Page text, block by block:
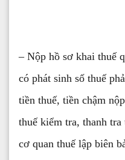
– Nộp hồ sơ khai thuế
có phát sinh số thuế
tiền thuế, tiền chậm
thuế kiểm tra, thanh
cơ quan thuế lập biên